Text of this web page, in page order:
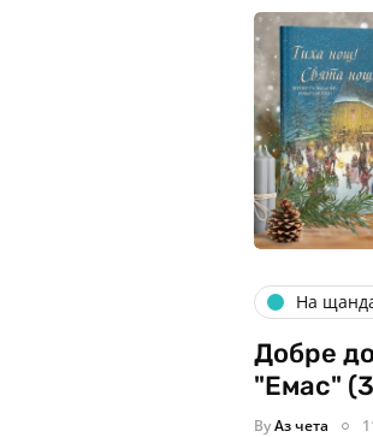
На
Добре
"Емас"
ByАз чета